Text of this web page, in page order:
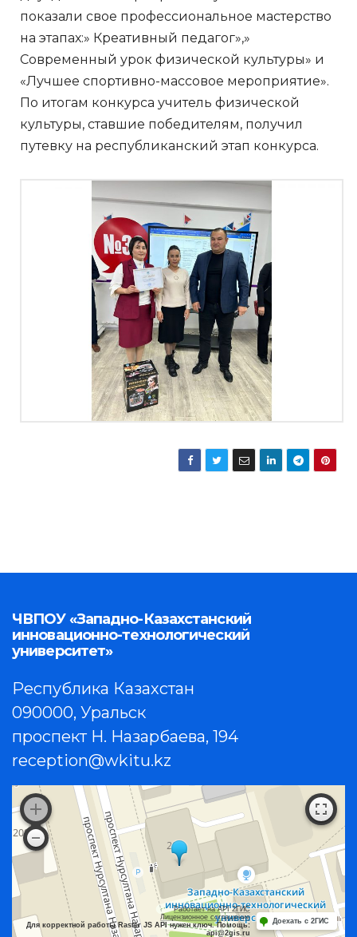
показали свое профессиональное мастерство
на этапах:» Креативный педагог»,»
Современный урок физической культуры» и
«Лучшее спортивно-массовое мероприятие».
По итогам конкурса учитель физической
культуры, ставшие победителям, получил
путевку на республиканский этап конкурса.
ЧВПОУ «Западно-Казахстанский
инновационно-технологический
университет»
Республика Казахстан
090000, Уральск
проспект Н. Назарбаева, 194
reception@wkitu.kz
Работает на API 2ГИС
Лицензионное соглашение
Для корректной работы Raster JS API нужен ключ. Помощь:
api@2gis.ru
Доехать с 2ГИС